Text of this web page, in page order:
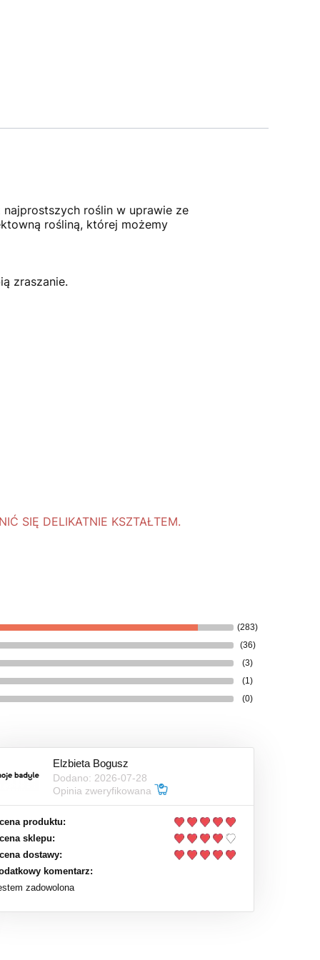
roślin w uprawie ze
rośliną, której możemy
zraszanie.
SIĘ DELIKATNIE KSZTAŁTEM.
(283)
(36)
(3)
(1)
(0)
Elzbieta Bogusz
Dodano: 2026-07-28
Opinia zweryfikowana
produktu:
sklepu:
dostawy:
komentarz:
zadowolona